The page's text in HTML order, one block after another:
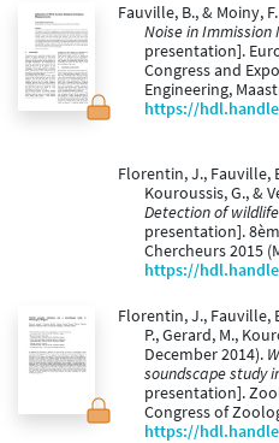
Fauville, B., & Moiny,
Noise in Immission
presentation].
Congress and
Engineering,
https://
Florentin, J., Fauville,
Kouroussis, G., &
Detection of
presentation].
Chercheurs 2015
https://
Florentin, J., Fauville,
P., Gerard, M.,
December 2014).
soundscape study
presentation].
Congress of
https://